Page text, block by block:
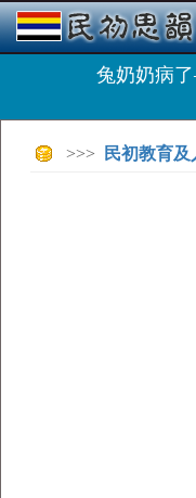
兔奶奶病
>>> 民初教育